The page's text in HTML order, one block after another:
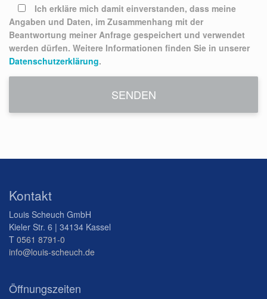
Bitte lasse dieses Feld leer.
Ich erkläre mich damit einverstanden, dass meine
Angaben und Daten, im Zusammenhang mit der
Beantwortung meiner Anfrage gespeichert und verwendet
werden dürfen. Weitere Informationen finden Sie in unserer
Datenschutzerklärung.
Kontakt
Louis Scheuch GmbH
Kieler Str. 6 | 34134 Kassel
T 0561 8791-0
info@louis-scheuch.de
Öffnungszeiten